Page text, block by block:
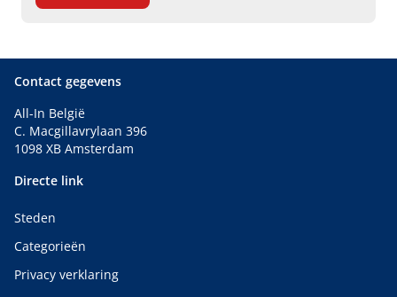
Contact gegevens
All-In België
C. Macgillavrylaan 396
1098 XB Amsterdam
Directe link
Steden
Categorieën
Privacy verklaring